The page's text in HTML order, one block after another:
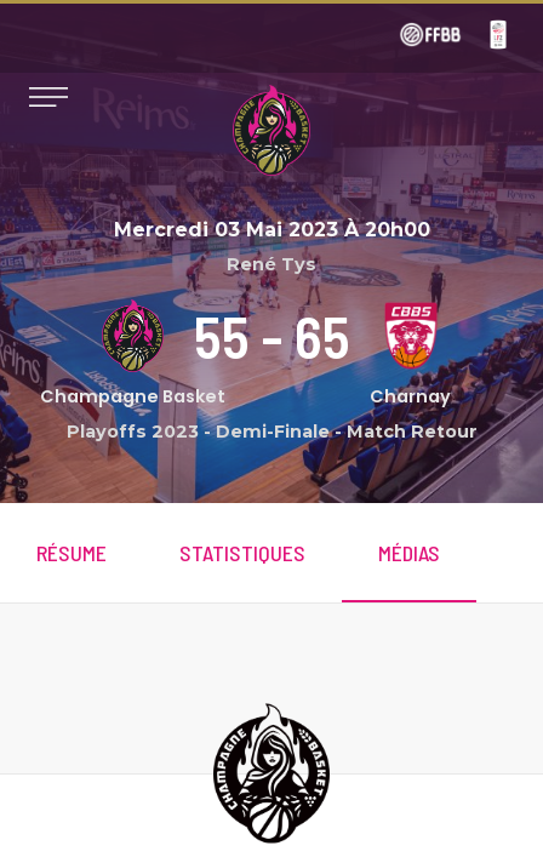
Mercredi 03 Mai 2023À 20h00
René Tys
Champagne Basket
55-65
Charnay
Playoffs 2023-Demi-Finale - Match Retour
RÉSUME STATISTIQUES MÉDIAS